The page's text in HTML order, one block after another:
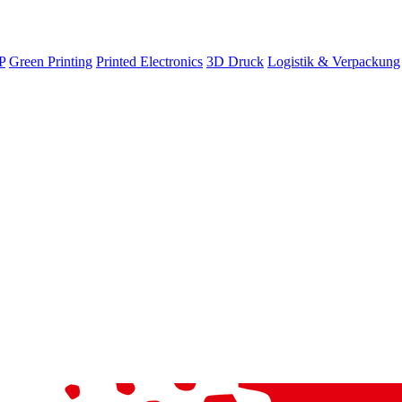
Green Printing Printed Electronics 3D Druck Logistik & Verpackung